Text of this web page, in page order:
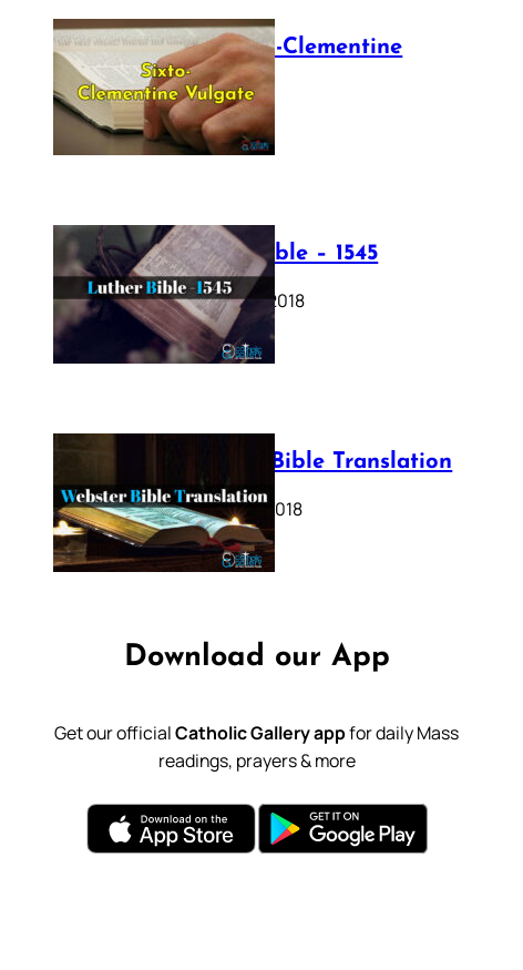
The Sixto-Clementine
Vulgate
July 12, 2025
Luther Bible – 1545
October 17, 2018
Webster Bible Translation
October 11, 2018
Download our App
Get our officialCatholic Gallery appfor daily Mass
readings, prayers & more